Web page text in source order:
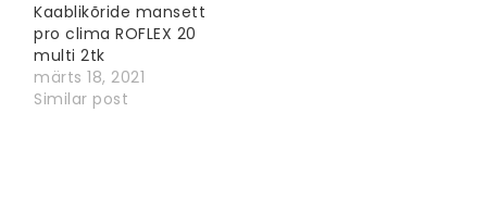
Kaablikõride mansett
pro clima ROFLEX 20
multi 2tk
märts 18, 2021
Similar post